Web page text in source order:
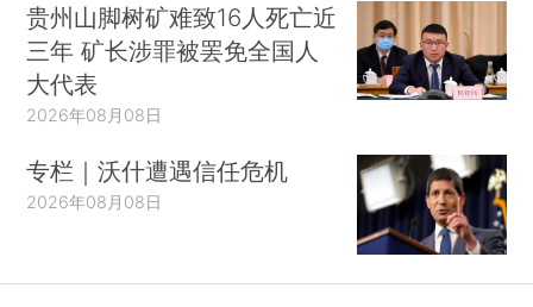
贵州山脚树矿难致16人死亡近
三年 矿长涉罪被罢免全国人
大代表
2026年08月08日
专栏｜沃什遭遇信任危机
2026年08月08日